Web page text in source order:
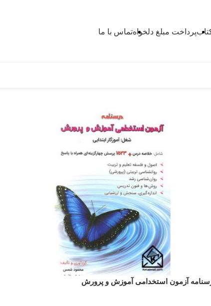
پرداخت مبلغ دلخواهتماس با ما
آزمون استخدامی آموزش و پرورش